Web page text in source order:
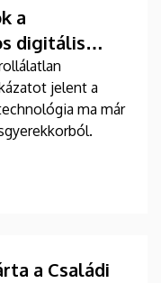
a
digitális
jelent a
ma már
a Családi